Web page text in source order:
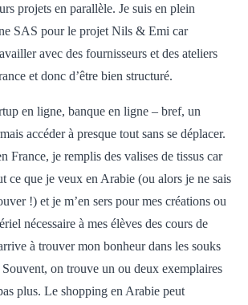
projets en parallèle. Je suis en plein
SAS pour le projet Nils & Emi car
avec des fournisseurs et des ateliers
et donc d’être bien structuré.
en ligne, banque en ligne – bref, un
accéder à presque tout sans se déplacer.
France, je remplis des valises de tissus car
ce que je veux en Arabie (ou alors je ne sais
!) et je m’en sers pour mes créations ou
nécessaire à mes élèves des cours de
à trouver mon bonheur dans les souks
on trouve un ou deux exemplaires
plus. Le shopping en Arabie peut